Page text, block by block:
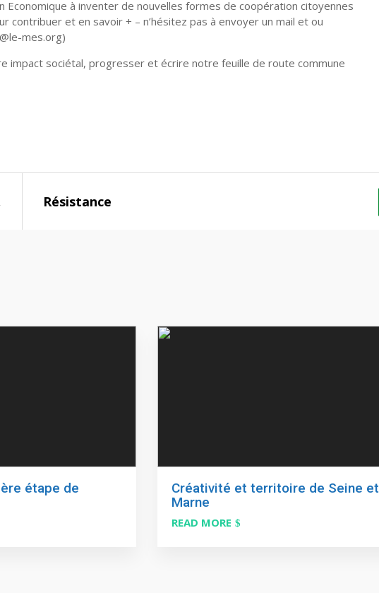
à inventer de nouvelles formes de coopération citoyennes
et en savoir + – n’hésitez pas à envoyer un mail et ou
mes.org)
impact sociétal, progresser et écrire notre feuille de route commune
Résistance
étape de
Créativité et territoire de Seine et
Marne
READ MORE